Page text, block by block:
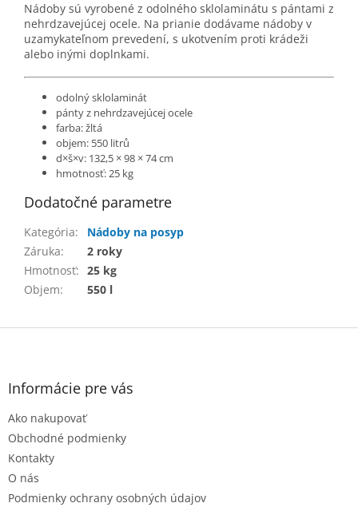
Nádoby sú vyrobené z odolného sklolaminátu s pántami z
nehrdzavejúcej ocele. Na prianie dodávame nádoby v
uzamykateľnom prevedení, s ukotvením proti krádeži
alebo inými doplnkami.
odolný sklolaminát
pántyz nehrdzavejúcejocele
farba: žltá
objem: 550 litrů
d×š×v: 132,5 × 98 × 74 cm
hmotnosť: 25 kg
Dodatočné parametre
Kategória:
Nádoby na posyp
Záruka:
2 roky
Hmotnosť: 25 kg
Objem: 550 l
Z
Informácie pre vás
Ako nakupovať
Obchodné podmienky
Kontakty
O nás
Podmienky ochrany osobných údajov